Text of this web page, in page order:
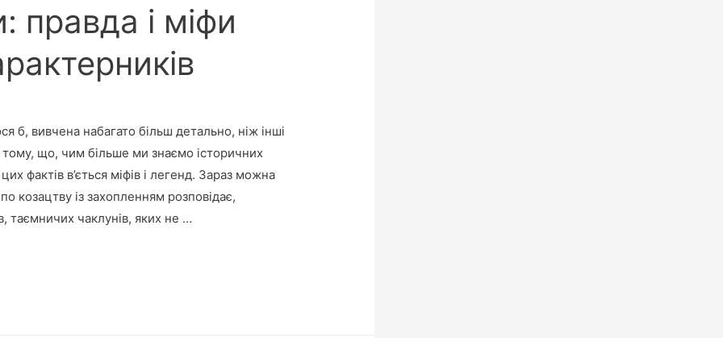
правда і міфи
б, вивчена набагато більш детально, ніж інші
тому, що, чим більше ми знаємо історичних
фактів в’ється міфів і легенд. Зараз можна
козацтву із захопленням розповідає,
таємничих чаклунів, яких не …